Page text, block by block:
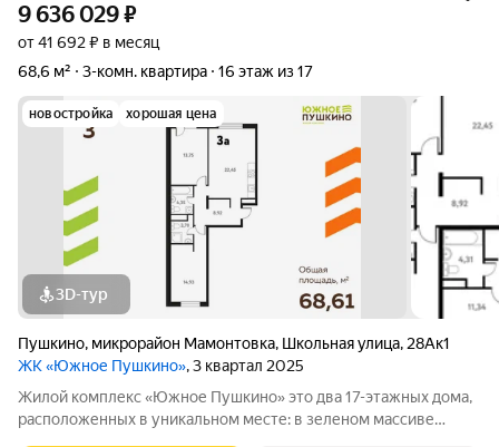
9 636 029₽
от 41 692 ₽ в месяц
68,6 м²
3-комн. квартира 16 этаж из 17
новостройка хорошая цена
3D-тур
Пушкино, микрорайон Мамонтовка, Школьная улица, 28Ак1
ЖК «Южное Пушкино», 3 квартал 2025
Жилой комплекс «Южное Пушкино» это два 17-этажных дома,
расположенных в уникальном месте: в зеленом массиве